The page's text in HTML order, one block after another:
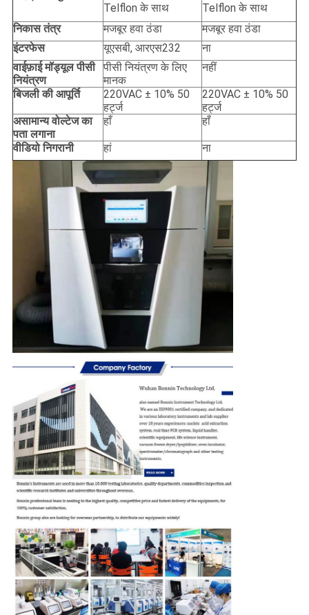
Telflon के साथ
Telflon के साथ
निकास तंत्र
मजबूर हवा ठंडा
मजबूर हवा ठंडा
इंटरफेस
यूएसबी, आरएस232
ना
वाईफ़ाई मॉड्यूल पीसी
नियंत्रण
पीसी नियंत्रण के लिए
मानक
नहीं
बिजली की आपूर्ति
220VAC ± 10% 50
हर्ट्ज
220VAC ± 10% 50
हर्ट्ज
असामान्य वोल्टेज का
पता लगाना
हाँ हाँ
वीडियो निगरानी हां ना